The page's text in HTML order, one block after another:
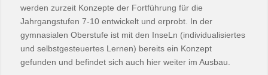
werden zurzeit Konzepte der Fortführung für die
Jahrgangstufen 7-10 entwickelt und erprobt. In der
gymnasialen Oberstufe ist mit den InseLn (individualisiertes
und selbstgesteuertes Lernen) bereits ein Konzept
gefunden und befindet sich auch hier weiter im Ausbau.